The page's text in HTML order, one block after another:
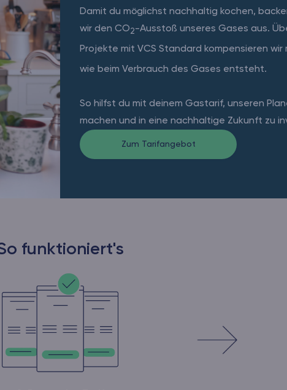
Damit du möglichst nachhaltig kochen,
wir den CO2-Ausstoß unseres Gases aus.
Projekte mit VCS Standard kompensieren
wie beim Verbrauch des Gases entsteht.
So hilfst du mit deinem Gastarif, unseren
machen und in eine nachhaltige Zukunft zu
Zum Tarifangebot
funktioniert's